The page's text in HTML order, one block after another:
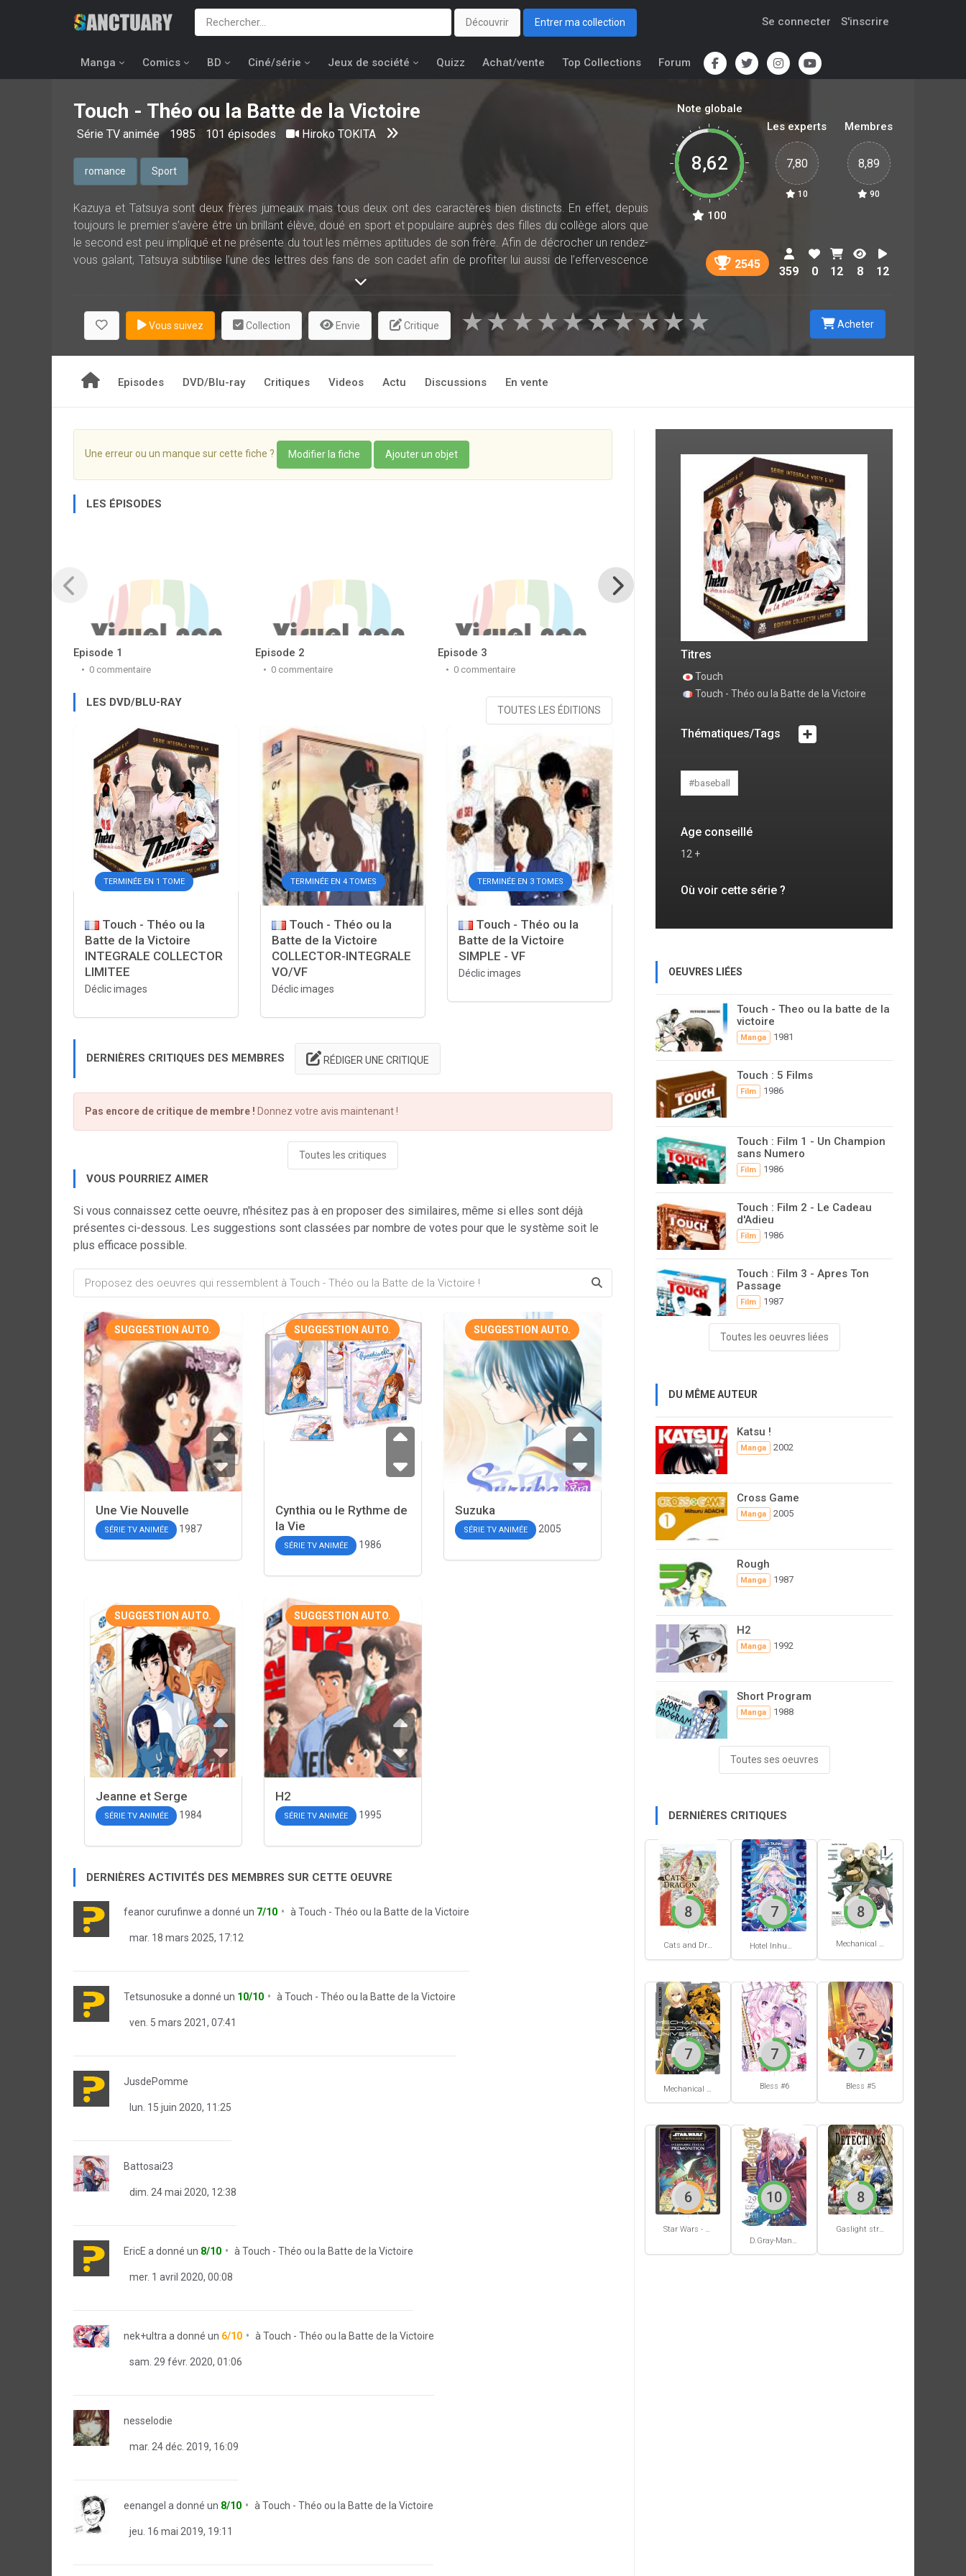
Découvrir Entrer ma collection Se connecter S'inscrire
Manga Comics BD Ciné/série Jeux de société Quizz Achat/vente Top Collections Forum
Touch - Théo ou la Batte de la Victoire
Série TV animée 1985 101 épisodes Hiroko TOKITA
romance Sport
Kazuya et Tatsuya sont deux frères jumeaux mais tous deux ont des caractères bien distincts. En effet, depuis
toujours le premier s’avère être un brillant élève, doué en sport et populaire auprès des filles du collège alors que
le second est peu impliqué et ne présente du tout les mêmes aptitudes de son frère. Afin de décrocher un rendez-
vous galant, Tatsuya subtilise l’une des lettres des fans de son cadet afin de profiter lui aussi de l’effervescence
Note globale
8,62
100
Les experts
7,80
10
Membres
8,89
90
2545
359 0 12 8 12
Vous suivez Collection Envie Critique ★
★
★
★
★
★
★
★
★
★ Acheter
Episodes DVD/Blu-ray Critiques Videos Actu Discussions En vente
Une erreur ou un manque sur cette fiche ? Modifier la fiche Ajouter un objet
LES ÉPISODES
Episode 1
0 commentaire
Episode 2
0 commentaire
Episode 3
0 commentaire 0 commentaire
LES DVD/BLU-RAY
TOUTES LES ÉDITIONS
TERMINÉE EN 1 TOME
Touch - Théo ou la
Batte de la Victoire
INTEGRALE COLLECTOR
LIMITEE
Déclic images
TERMINÉE EN 4 TOMES
Touch - Théo ou la
Batte de la Victoire
COLLECTOR-INTEGRALE
VO/VF
Déclic images
TERMINÉE EN 3 TOMES
Touch - Théo ou la
Batte de la Victoire
SIMPLE - VF
Déclic images
DERNIÈRES CRITIQUES DES MEMBRES RÉDIGER UNE CRITIQUE
Pas encore de critique de membre ! Donnez votre avis maintenant !
Toutes les critiques
VOUS POURRIEZ AIMER
Si vous connaissez cette oeuvre, n'hésitez pas à en proposer des similaires, même si elles sont déjà
présentes ci-dessous. Les suggestions sont classées par nombre de votes pour que le système soit le
plus efficace possible.
SUGGESTION AUTO.
Une Vie Nouvelle
SÉRIE TV ANIMÉE 1987
SUGGESTION AUTO.
Cynthia ou le Rythme de
la Vie
SÉRIE TV ANIMÉE 1986
SUGGESTION AUTO.
Suzuka
SÉRIE TV ANIMÉE 2005
SUGGESTION AUTO.
Jeanne et Serge
SÉRIE TV ANIMÉE 1984
SUGGESTION AUTO.
H2
SÉRIE TV ANIMÉE 1995
DERNIÈRES ACTIVITÉS DES MEMBRES SUR CETTE OEUVRE
feanor curufinwe a donné un 7/10 à Touch - Théo ou la Batte de la Victoire
mar. 18 mars 2025, 17:12
Tetsunosuke a donné un 10/10 à Touch - Théo ou la Batte de la Victoire
ven. 5 mars 2021, 07:41
JusdePomme
lun. 15 juin 2020, 11:25
Battosai23
dim. 24 mai 2020, 12:38
EricE a donné un 8/10 à Touch - Théo ou la Batte de la Victoire
mer. 1 avril 2020, 00:08
nek+ultra a donné un 6/10 à Touch - Théo ou la Batte de la Victoire
sam. 29 févr. 2020, 01:06
nesselodie
mar. 24 déc. 2019, 16:09
eenangel a donné un 8/10 à Touch - Théo ou la Batte de la Victoire
jeu. 16 mai 2019, 19:11
Titres
Touch
Touch - Théo ou la Batte de la Victoire
Thématiques/Tags
#baseball
Age conseillé
12 +
Où voir cette série ?
OEUVRES LIÉES
Touch - Theo ou la batte de la
victoire
Manga 1981
Touch : 5 Films
Film 1986
Touch : Film 1 - Un Champion
sans Numero
Film 1986
Touch : Film 2 - Le Cadeau
d'Adieu
Film 1986
Touch : Film 3 - Apres Ton
Passage
Film 1987
Toutes les oeuvres liées
DU MÊME AUTEUR
Katsu !
Manga 2002
Cross Game
Manga 2005
Rough
Manga 1987
H2
Manga 1992
Short Program
Manga 1988
Toutes ses oeuvres
DERNIÈRES CRITIQUES
Cats and Dragon #3
8
Hotel Inhumans #1
7
Mechanical Buddy Universe #1
8
Mechanical Buddy Universe #0
7
Bless #6
7
Bless #5
7
6
D.Gray-Man #29
10 8